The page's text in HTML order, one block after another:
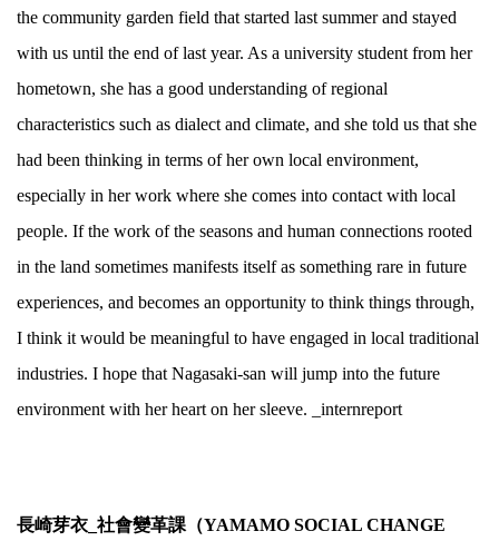
the community garden field that started last summer and stayed
with us until the end of last year. As a university student from her
hometown, she has a good understanding of regional
characteristics such as dialect and climate, and she told us that she
had been thinking in terms of her own local environment,
especially in her work where she comes into contact with local
people. If the work of the seasons and human connections rooted
in the land sometimes manifests itself as something rare in future
experiences, and becomes an opportunity to think things through,
I think it would be meaningful to have engaged in local traditional
industries. I hope that Nagasaki-san will jump into the future
environment with her heart on her sleeve. _internreport
長崎芽衣_社會變革課（YAMAMO SOCIAL CHANGE